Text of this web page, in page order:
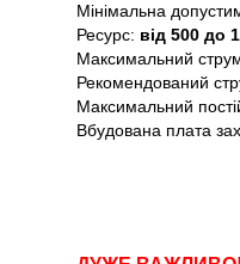
Мінімальна
Ресурс: від 500 до
Максимальний
Рекомендований
Максимальний
Вбудована плата